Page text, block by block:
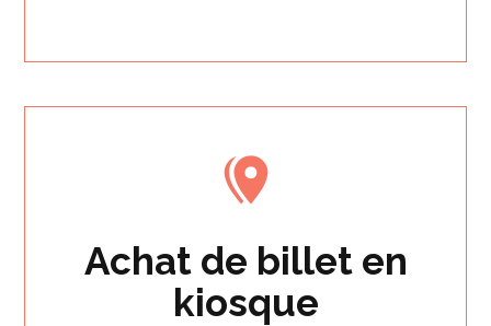
Achat de billet en
kiosque